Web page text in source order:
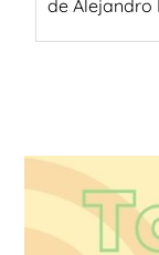
de Alejandro